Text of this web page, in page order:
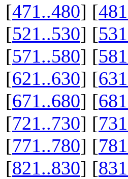
[471..480] [
[521..530] [
[571..580] [
[621..630] [
[671..680] [
[721..730] [
[771..780] [
[821..830] [